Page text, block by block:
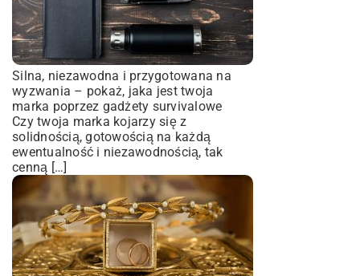
Silna, niezawodna i przygotowana na
wyzwania – pokaż, jaka jest twoja
marka poprzez gadżety survivalowe
Czy twoja marka kojarzy się z
solidnością, gotowością na każdą
ewentualność i niezawodnością, tak
cenną […]